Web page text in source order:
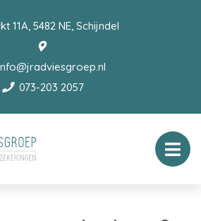
11A, 5482 NE, Schijndel
073-203 2057